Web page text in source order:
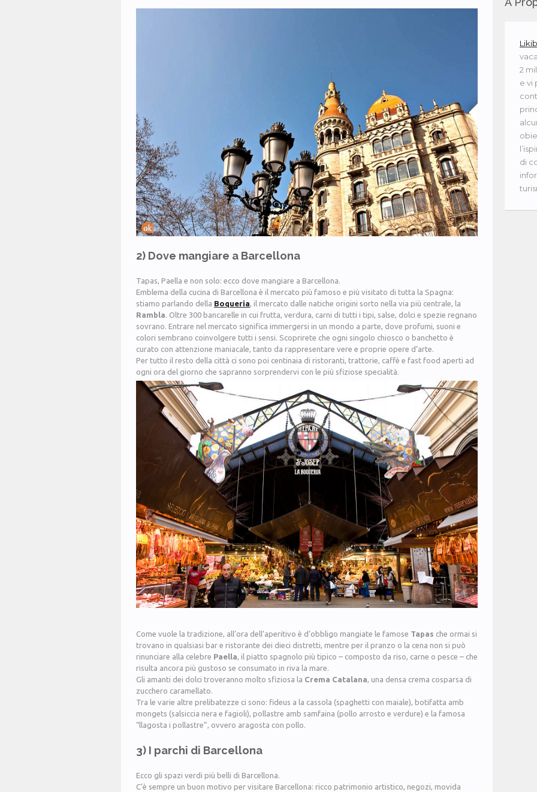
2) Dove mangiare a Barcellona
Tapas, Paella e non solo: ecco dove mangiare a Barcellona.
Emblema della cucina di Barcellona è il mercato più famoso e più visitato di tutta la Spagna:
stiamo parlando della Boqueria , il mercato dalle natiche origini sorto nella via più centrale, la
Rambla . Oltre 300 bancarelle in cui frutta, verdura, carni di tutti i tipi, salse, dolci e spezie regnano
sovrano. Entrare nel mercato significa immergersi in un mondo a parte, dove profumi, suoni e
colori sembrano coinvolgere tutti i sensi. Scoprirete che ogni singolo chiosco o banchetto è
curato con attenzione maniacale, tanto da rappresentare vere e proprie opere d’arte.
Per tutto il resto della città ci sono poi centinaia di ristoranti, trattorie, caffè e fast food aperti ad
ogni ora del giorno che sapranno sorprendervi con le più sfiziose specialità.
Come vuole la tradizione, all’ora dell’aperitivo è d’obbligo mangiate le famose Tapas che ormai si
trovano in qualsiasi bar e ristorante dei dieci distretti, mentre per il pranzo o la cena non si può
rinunciare alla celebre Paella, il piatto spagnolo più tipico – composto da riso, carne o pesce – che
risulta ancora più gustoso se consumato in riva la mare.
Gli amanti dei dolci troveranno molto sfiziosa la Crema Catalana, una densa crema cosparsa di
zucchero caramellato.
Tra le varie altre prelibatezze ci sono: fideus a la cassola (spaghetti con maiale), botifatta amb
mongets (salsiccia nera e fagioli), pollastre amb samfaina (pollo arrosto e verdure) e la famosa
“llagosta i pollastre”, ovvero aragosta con pollo.
3) I parchi di Barcellona
Ecco gli spazi verdi più belli di Barcellona.
C’è sempre un buon motivo per visitare Barcellona: ricco patrimonio artistico, negozi, movida
2
e vi
di